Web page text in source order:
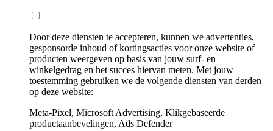
Door deze diensten te accepteren, kunnen we advertenties,
gesponsorde inhoud of kortingsacties voor onze website of
producten weergeven op basis van jouw surf- en
winkelgedrag en het succes hiervan meten. Met jouw
toestemming gebruiken we de volgende diensten van derden
op deze website:
Meta-Pixel, Microsoft Advertising, Klikgebaseerde
productaanbevelingen, Ads Defender